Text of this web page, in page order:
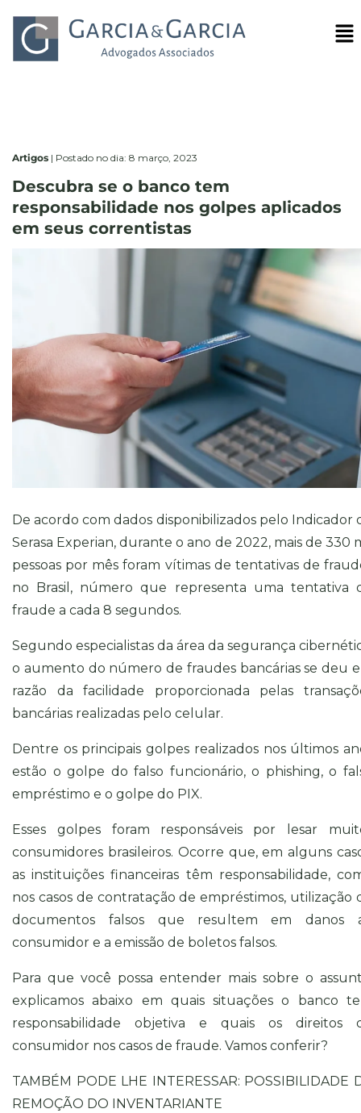
Artigos | Postado no dia: 8 março, 2023
Descubra se o banco tem
responsabilidade nos golpes aplicados
em seus correntistas
De acordo com dados disponibilizados pelo Indicador
Serasa Experian, durante o ano de 2022, mais de 330
pessoas por mês foram vítimas de tentativas de
no Brasil, número que representa uma tentativa
fraude a cada 8 segundos.
Segundo especialistas da área da segurança
o aumento do número de fraudes bancárias se deu
razão da facilidade proporcionada pelas
bancárias realizadas pelo celular.
Dentre os principais golpes realizados nos últimos
estão o golpe do falso funcionário, o phishing, o
empréstimo e o golpe do PIX.
Esses golpes foram responsáveis por lesar
consumidores brasileiros. Ocorre que, em alguns
as instituições financeiras têm responsabilidade,
nos casos de contratação de empréstimos, utilização
documentos falsos que resultem em danos
consumidor e a emissão de boletos falsos.
Para que você possa entender mais sobre o
explicamos abaixo em quais situações o banco
responsabilidade objetiva e quais os direitos
consumidor nos casos de fraude. Vamos conferir?
TAMBÉM PODE LHE INTERESSAR: POSSIBILIDADE
REMOÇÃO DO INVENTARIANTE